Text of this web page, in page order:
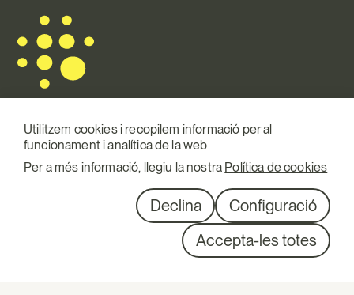
Mail.
info@terraqui.com
Telf.
+34 934 146 307
Utilitzem cookies i recopilem informació per al
funcionament i analítica de la web
Per a més informació, llegiu la nostra Política de cookies
Declina
Configuració
Accepta-les totes